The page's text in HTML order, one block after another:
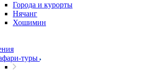
Города и курорты
Нячанг
Хошимин
туры